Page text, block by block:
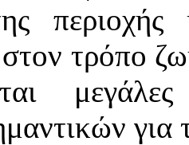
στον τρόπο